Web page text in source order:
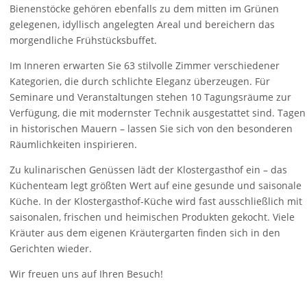
Bienenstöcke gehören ebenfalls zu dem mitten im Grünen
gelegenen, idyllisch angelegten Areal und bereichern das
morgendliche Frühstücksbuffet.
Im Inneren erwarten Sie 63 stilvolle Zimmer verschiedener
Kategorien, die durch schlichte Eleganz überzeugen. Für
Seminare und Veranstaltungen stehen 10 Tagungsräume zur
Verfügung, die mit modernster Technik ausgestattet sind. Tagen
in historischen Mauern – lassen Sie sich von den besonderen
Räumlichkeiten inspirieren.
Zu kulinarischen Genüssen lädt der Klostergasthof ein – das
Küchenteam legt größten Wert auf eine gesunde und saisonale
Küche. In der Klostergasthof-Küche wird fast ausschließlich mit
saisonalen, frischen und heimischen Produkten gekocht. Viele
Kräuter aus dem eigenen Kräutergarten finden sich in den
Gerichten wieder.
Wir freuen uns auf Ihren Besuch!